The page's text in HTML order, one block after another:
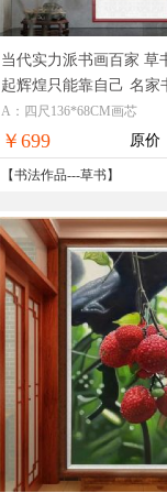
当代实力派书画百家 草
起辉煌只能靠自己 名家
值高
A：四尺136*68CM画芯
￥699 原价
【书法作品---草书】